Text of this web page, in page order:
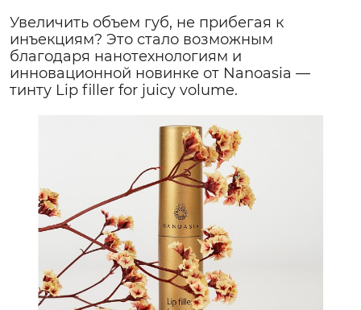
Увеличить объем губ, не прибегая к
инъекциям? Это стало возможным
благодаря нанотехнологиям и
инновационной новинке от Nanoasia —
тинту Lip filler for juicy volume.